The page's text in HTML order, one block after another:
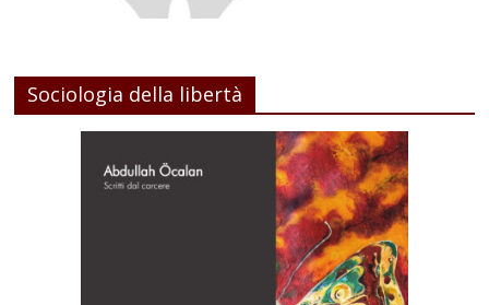
Sociologia della libertà